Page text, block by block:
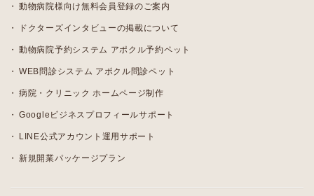
動物病院様向け無料会員登録のご案内
ドクターズインタビューの掲載について
動物病院予約システム アポクル予約ペット
WEB問診システム アポクル問診ペット
病院・クリニック ホームページ制作
Googleビジネスプロフィールサポート
LINE公式アカウント運用サポート
新規開業パッケージプラン